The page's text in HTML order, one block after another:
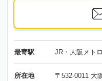
最寄駅 JR・大阪メト
所在地
〒532-0011 大